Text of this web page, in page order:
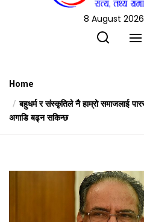
8 August
Home
बहुधर्म र संस्कृतिले नै हाम्रो समाजलाई
अगाडि बढ्न सकिन्छ